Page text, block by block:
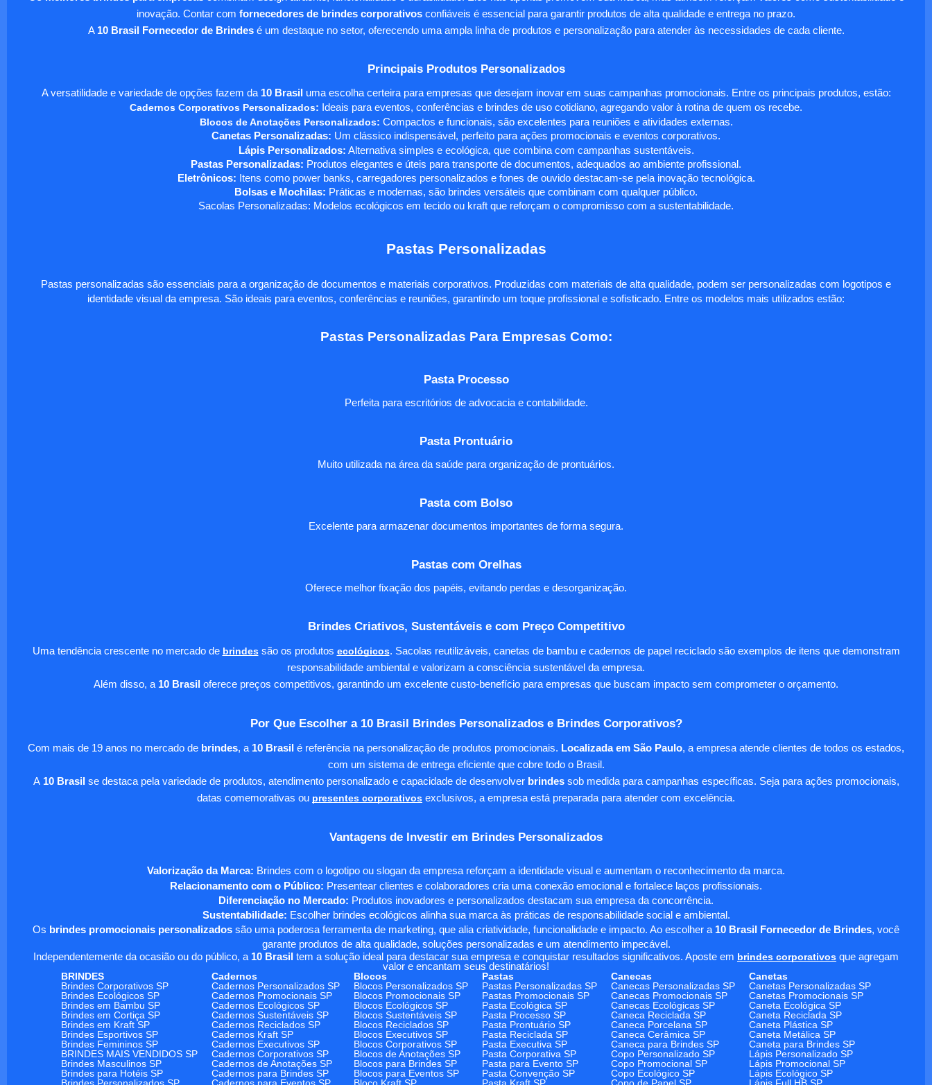
inovação. Contar com fornecedores de brindes corporativos confiáveis é essencial para garantir produtos de alta qualidade e entrega no prazo.
A 10 Brasil Fornecedor de Brindesé um destaque no setor, oferecendo uma ampla linha de produtos e personalização para atender às necessidades de cada cliente.
Principais Produtos Personalizados
A versatilidade e variedade de opções fazem da 10 Brasil uma escolha certeira para empresas que desejam inovar em suas campanhas promocionais. Entre os principais produtos, estão:
Cadernos Corporativos Personalizados: Ideais para eventos, conferências e brindes de uso cotidiano, agregando valor à rotina de quem os recebe.
Blocos de Anotações Personalizados: Compactos e funcionais, são excelentes para reuniões e atividades externas.
Canetas Personalizadas: Um clássico indispensável, perfeito para ações promocionais e eventos corporativos.
Lápis Personalizados: Alternativa simples e ecológica, que combina com campanhas sustentáveis.
Pastas Personalizadas: Produtos elegantes e úteis para transporte de documentos, adequados ao ambiente profissional.
Eletrônicos: Itens como power banks, carregadores personalizados e fones de ouvido destacam-se pela inovação tecnológica.
Bolsas e Mochilas: Práticas e modernas, são brindes versáteis que combinam com qualquer público.
Sacolas Personalizadas: Modelos ecológicos em tecido ou kraft que reforçam o compromisso com a sustentabilidade.
Pastas Personalizadas
Pastas personalizadas são essenciais para a organização de documentos e materiais corporativos. Produzidas com materiais de alta qualidade, podem ser personalizadas com logotipos e
identidade visual da empresa. São ideais para eventos, conferências e reuniões, garantindo um toque profissional e sofisticado. Entre os modelos mais utilizados estão:
Pastas Personalizadas Para Empresas Como:
Pasta Processo
Perfeita para escritórios de advocacia e contabilidade.
Pasta Prontuário
Muito utilizada na área da saúde para organização de prontuários.
Pasta com Bolso
Excelente para armazenar documentos importantes de forma segura.
Pastas com Orelhas
Oferece melhor fixação dos papéis, evitando perdas e desorganização.
Brindes Criativos, Sustentáveis e com Preço Competitivo
Uma tendência crescente no mercado de brindessão os produtos ecológicos. Sacolas reutilizáveis, canetas de bambu e cadernos de papel reciclado são exemplos de itens que demonstram
responsabilidade ambiental e valorizam a consciência sustentável da empresa.
Além disso, a 10 Brasil oferece preços competitivos, garantindo um excelente custo-benefício para empresas que buscam impacto sem comprometer o orçamento.
Por Que Escolher a 10 Brasil Brindes Personalizados e Brindes Corporativos?
Com mais de 19 anos no mercado de brindes, a 10 Brasil é referência na personalização de produtos promocionais. Localizada em São Paulo, a empresa atende clientes de todos os estados,
com um sistema de entrega eficiente que cobre todo o Brasil.
A10 Brasil se destaca pela variedade de produtos, atendimento personalizado e capacidade de desenvolver brindessob medida para campanhas específicas. Seja para ações promocionais,
datas comemorativas ou presentes corporativos exclusivos, a empresa está preparada para atender com excelência.
Vantagens de Investir em Brindes Personalizados
Valorização da Marca: Brindes com o logotipo ou slogan da empresa reforçam a identidade visual e aumentam o reconhecimento da marca.
Relacionamento com o Público: Presentear clientes e colaboradores cria uma conexão emocional e fortalece laços profissionais.
Diferenciação no Mercado: Produtos inovadores e personalizados destacam sua empresa da concorrência.
Sustentabilidade: Escolher brindes ecológicos alinha sua marca às práticas de responsabilidade social e ambiental.
Os brindes promocionais personalizados são uma poderosa ferramenta de marketing, que alia criatividade, funcionalidade e impacto. Ao escolher a 10 Brasil Fornecedor de Brindes, você
garante produtos de alta qualidade, soluções personalizadas e um atendimento impecável.
Independentemente da ocasião ou do público, a 10 Brasil tem a solução ideal para destacar sua empresa e conquistar resultados significativos. Aposte em brindes corporativos que agregam
valor e encantam seus destinatários!
BRINDES
Cadernos Blocos Pastas Canecas
Canetas
Brindes Corporativos SP
Cadernos Personalizados SP Blocos Personalizados SP Pastas Personalizadas SP Canecas Personalizadas SP
Canetas Personalizadas SP
Brindes Ecológicos SP
Cadernos Promocionais SP Blocos Promocionais SP Pastas Promocionais SP Canecas Promocionais SP
Canetas Promocionais SP
Brindes em Bambu SP
Cadernos Ecológicos SP Blocos Ecológicos SP Pasta Ecológica SP Canecas Ecológicas SP
Caneta Ecológica SP
Brindes em Cortiça SP
Cadernos Sustentáveis SP Blocos Sustentáveis SP Pasta Processo SP Caneca Reciclada SP
Caneta Reciclada SP
Brindes em Kraft SP
Cadernos Reciclados SP Blocos Reciclados SP Pasta Prontuário SP Caneca Porcelana SP
Caneta Plástica SP
Brindes Esportivos SP
Cadernos Kraft SP Blocos Executivos SP Pasta Reciclada SP Caneca Cerâmica SP
Caneta Metálica SP
Brindes Femininos SP
Cadernos Executivos SP Blocos Corporativos SP Pasta Executiva SP Caneca para Brindes SP
Caneta para Brindes SP
BRINDES MAIS VENDIDOS SP
Cadernos Corporativos SP Blocos de Anotações SP Pasta Corporativa SP Copo Personalizado SP
Lápis Personalizado SP
Brindes Masculinos SP
Cadernos de Anotações SP Blocos para Brindes SP Pasta para Evento SP Copo Promocional SP
Lápis Promocional SP
Brindes para Hotéis SP
Cadernos para Brindes SP Blocos para Eventos SP Pasta Convenção SP Copo Ecológico SP
Lápis Ecológico SP